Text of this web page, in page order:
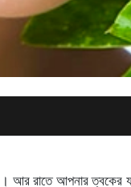
রাতে আপনার ত্বকের